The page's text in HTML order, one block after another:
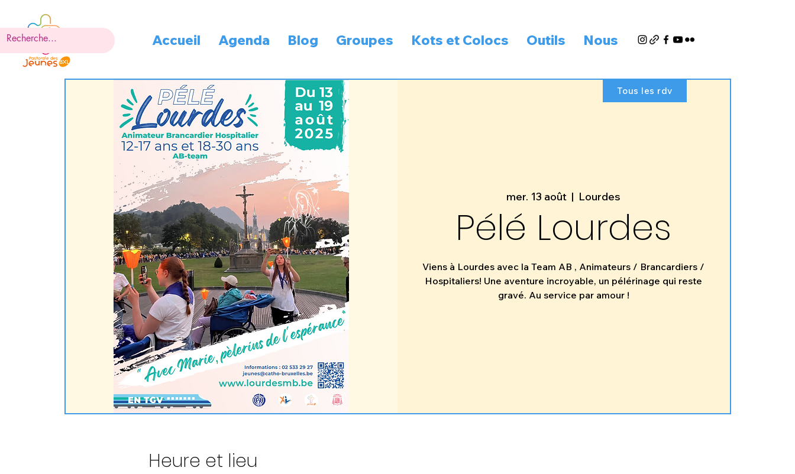
Accueil Agenda Blog Groupes Kots et Colocs Outils Nous
mer. 13 août
  |
Lourdes
Pélé Lourdes
Viens à Lourdes avec la Team AB , Animateurs / Brancardiers /
Hospitaliers! Une aventure incroyable, un pélérinage qui reste
gravé. Au service par amour !
Heure et lieu
Tous les rdv